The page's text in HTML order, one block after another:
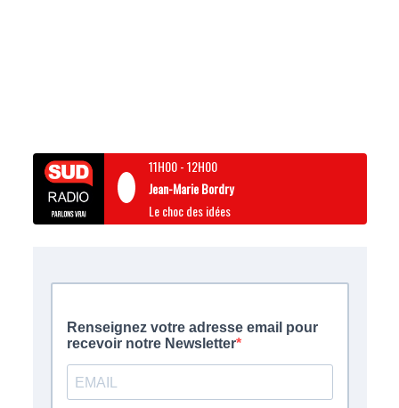
11H00-12H00
Jean-Marie Bordry
Le choc des idées